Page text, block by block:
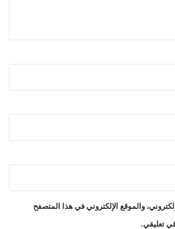
والموقع الإلكتروني في هذا المتصفح
تعليقي.